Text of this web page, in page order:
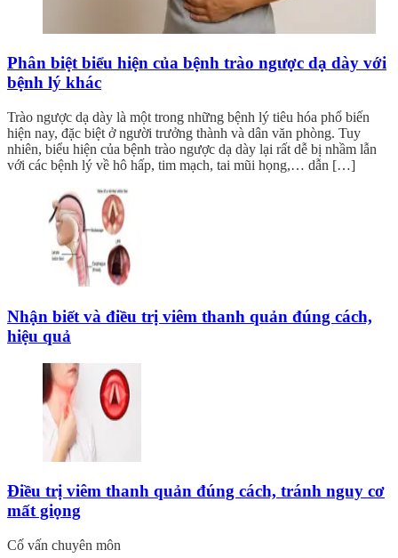
Phân biệt biểu hiện của bệnh trào ngược dạ dày với
bệnh lý khác
Trào ngược dạ dày là một trong những bệnh lý tiêu hóa phổ biến
hiện nay, đặc biệt ở người trưởng thành và dân văn phòng. Tuy
nhiên, biểu hiện của bệnh trào ngược dạ dày lại rất dễ bị nhầm lẫn
với các bệnh lý về hô hấp, tim mạch, tai mũi họng,… dẫn […]
Nhận biết và điều trị viêm thanh quản đúng cách,
hiệu quả
Điều trị viêm thanh quản đúng cách, tránh nguy cơ
mất giọng
Cố vấn chuyên môn